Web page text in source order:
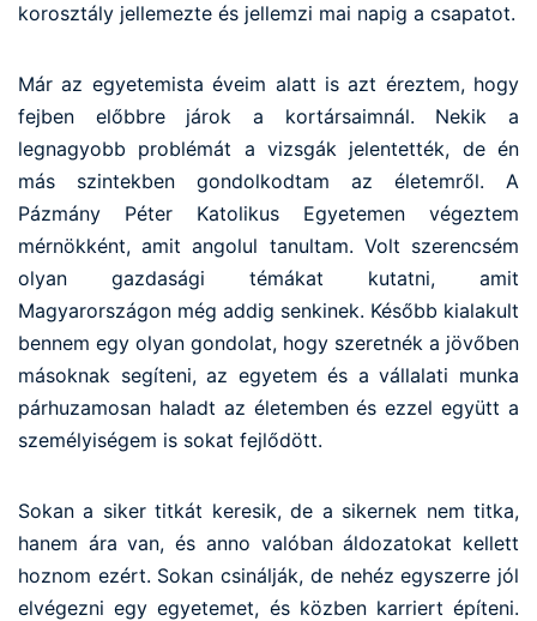
korosztály jellemezte és jellemzi mai napig a csapatot.
Már az egyetemista éveim alatt is azt éreztem, hogy
fejben előbbre járok a kortársaimnál. Nekik a
legnagyobb problémát a vizsgák jelentették, de én
más szintekben gondolkodtam az életemről. A
Pázmány Péter Katolikus Egyetemen végeztem
mérnökként, amit angolul tanultam. Volt szerencsém
olyan gazdasági témákat kutatni, amit
Magyarországon még addig senkinek. Később kialakult
bennem egy olyan gondolat, hogy szeretnék a jövőben
másoknak segíteni, az egyetem és a vállalati munka
párhuzamosan haladt az életemben és ezzel együtt a
személyiségem is sokat fejlődött.
Sokan a siker titkát keresik, de a sikernek nem titka,
hanem ára van, és anno valóban áldozatokat kellett
hoznom ezért. Sokan csinálják, de nehéz egyszerre jól
elvégezni egy egyetemet, és közben karriert építeni.